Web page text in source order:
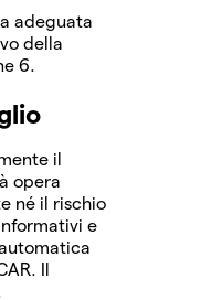
adeguata
della
6.
il
opera
né il rischio
e
Il